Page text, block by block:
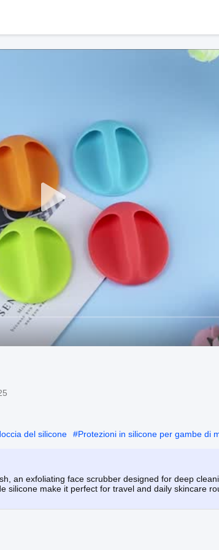
del silicone #Protezioni in silicone per gambe di
an exfoliating face scrubber designed for deep
silicone make it perfect for travel and daily skincare